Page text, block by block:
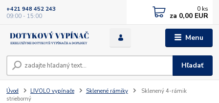
Menu
Hľadať
+421 948 452 243
09:00 - 15:00
0 ks
za 0,00 EUR
Úvod LIVOLO vypínače Sklenené rámiky
Sklenený 4-rámik
strieborný